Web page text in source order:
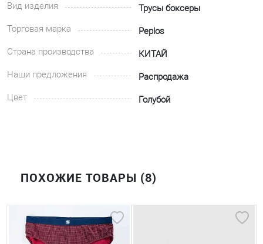
Вид изделия
Трусы боксеры
Торговая марка
Peplos
Страна производства
КИТАЙ
Наши предложения
Распродажа
Цвет
Голубой
ПОХОЖИЕ ТОВАРЫ (8)